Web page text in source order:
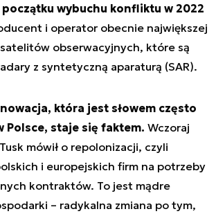
wybuchu konfliktu w 2022
i operator obecnie największej
obserwacyjnych, które są
z syntetyczną aparaturą (SAR).
która jest słowem często
Polsce, staje się faktem. Wczoraj
mówił o repolonizacji, czyli
i europejskich firm na potrzeby
kontraktów. To jest mądre
– radykalna zmiana po tym,